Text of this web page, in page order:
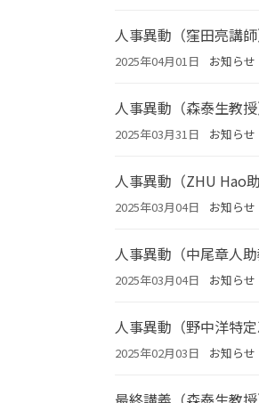
人事異動（窪田亮講師
2025年04月01日 お知らせ
人事異動（森泰生教授
2025年03月31日 お知らせ
人事異動（ZHU Hao助
2025年03月04日 お知らせ
人事異動（中尾章人助
2025年03月04日 お知らせ
人事異動（野中洋特定
2025年02月03日 お知らせ